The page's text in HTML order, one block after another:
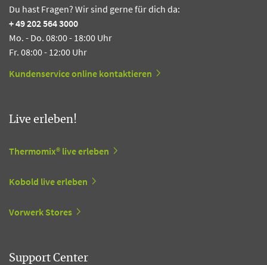
Du hast Fragen? Wir sind gerne für dich da:
+ 49 202 564 3000
Mo. - Do. 08:00 - 18:00 Uhr
Fr. 08:00 - 12:00 Uhr
Kundenservice online kontaktieren
Live erleben!
Thermomix® live erleben
Kobold live erleben
Vorwerk Stores
Support Center